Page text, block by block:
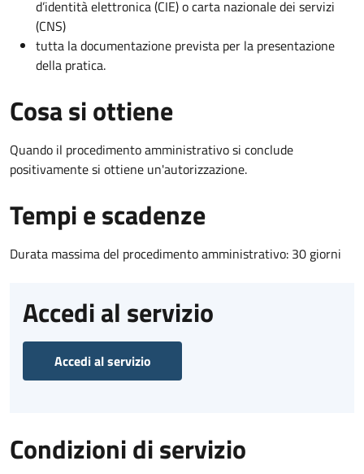
d’identità elettronica (CIE) o carta nazionale dei servizi
(CNS)
tutta la documentazione prevista per la presentazione
della pratica.
Cosa si ottiene
Quando il procedimento amministrativo si conclude
positivamente si ottiene un'autorizzazione.
Tempi e scadenze
Durata massima del procedimento amministrativo: 30 giorni
Accedi al servizio
Accedi al servizio
Condizioni di servizio